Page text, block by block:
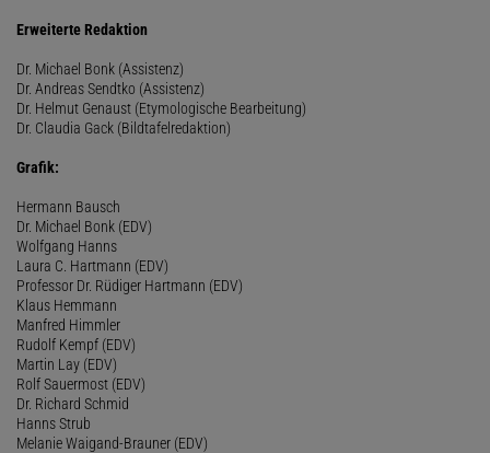
Erweiterte Redaktion
Dr. Michael Bonk (Assistenz)
Dr. Andreas Sendtko (Assistenz)
Dr. Helmut Genaust (Etymologische Bearbeitung)
Dr. Claudia Gack (Bildtafelredaktion)
Grafik:
Hermann Bausch
Dr. Michael Bonk (EDV)
Wolfgang Hanns
Laura C. Hartmann (EDV)
Professor Dr. Rüdiger Hartmann (EDV)
Klaus Hemmann
Manfred Himmler
Rudolf Kempf (EDV)
Martin Lay (EDV)
Rolf Sauermost (EDV)
Dr. Richard Schmid
Hanns Strub
Melanie Waigand-Brauner (EDV)